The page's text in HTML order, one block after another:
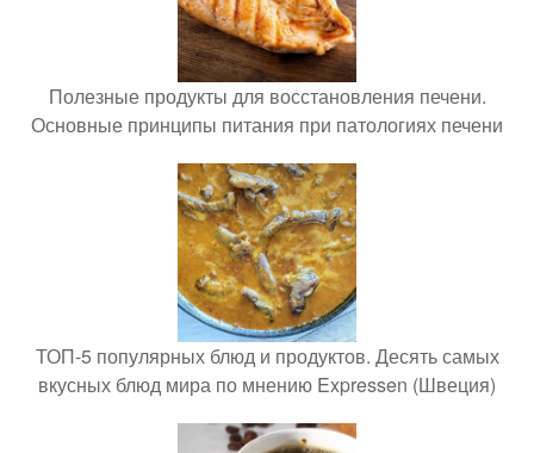
Полезные продукты для восстановления печени.
Основные принципы питания при патологиях печени
ТОП-5 популярных блюд и продуктов. Десять самых
вкусных блюд мира по мнению Expressen (Швеция)